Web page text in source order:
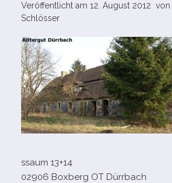
Veröffentlicht am 12. August 2012 von
Schlösser
ssaum 13+14
02906 Boxberg OT Dürrbach